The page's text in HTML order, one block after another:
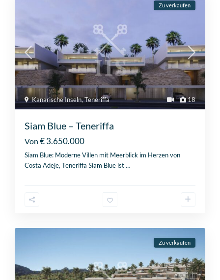
18
Kanarische Inseln,Teneriffa
Zu verkaufen
Siam Blue – Teneriffa
Von € 3.650.000
Siam Blue: Moderne Villen mit Meerblick im Herzen von
Costa Adeje, Teneriffa Siam Blue ist…
Zu verkaufen